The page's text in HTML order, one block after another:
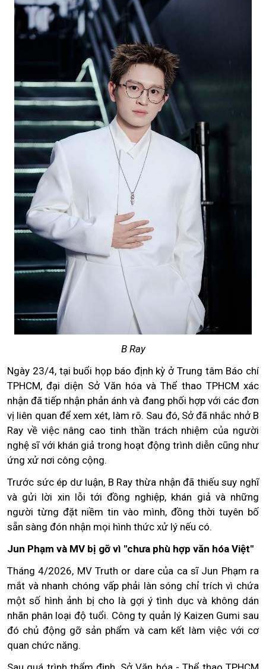
B Ray
Ngày 23/4, tại buổi họp báo định kỳ ở Trung tâm Báo chí
TPHCM, đại diện Sở Văn hóa và Thể thao TPHCM xác
nhận đã tiếp nhận phản ánh và đang phối hợp với các đơn
vị liên quan để xem xét, làm rõ. Sau đó, Sở đã nhắc nhở B
Ray về việc nâng cao tinh thần trách nhiệm của người
nghệ sĩ với khán giả trong hoạt động trình diễn cũng như
ứng xử nơi công cộng.
Trước sức ép dư luận, B Ray thừa nhận đã thiếu suy nghĩ
và gửi lời xin lỗi tới đồng nghiệp, khán giả và những
người từng đặt niềm tin vào mình, đồng thời tuyên bố
sẵn sàng đón nhận mọi hình thức xử lý nếu có.
Jun Phạm và MV bị gỡ vì "chưa phù hợp văn hóa Việt"
Tháng 4/2026, MV Truth or dare của ca sĩ Jun Phạm ra
mắt và nhanh chóng vấp phải làn sóng chỉ trích vì chứa
một số hình ảnh bị cho là gợi ý tình dục và không dán
nhãn phân loại độ tuổi. Công ty quản lý Kaizen Gumi sau
đó chủ động gỡ sản phẩm và cam kết làm việc với cơ
quan chức năng.